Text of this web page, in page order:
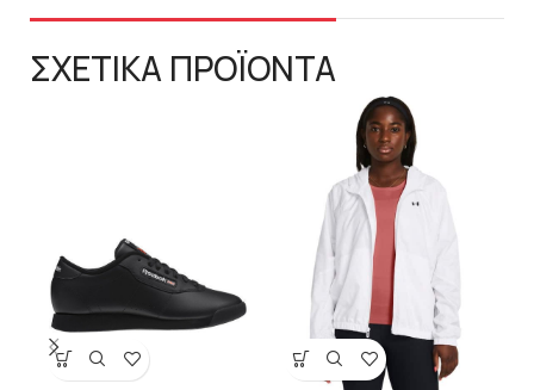
ΣΧΕΤΙΚΑ ΠΡΟΪΟΝΤΑ